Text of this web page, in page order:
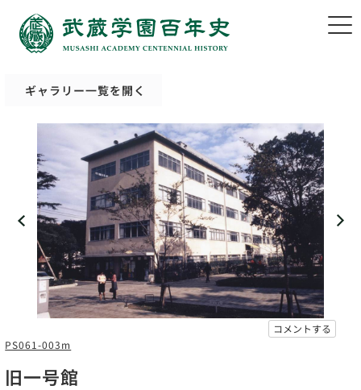
ギャラリー一覧を開く
コメントする
PS061-003m
旧一号館